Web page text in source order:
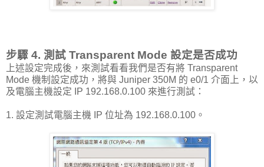
步驟 4. 測試 Transparent Mode 設定是否成功
上述設定完成後，來測試看看我們是否有將 Transparent
Mode 機制設定成功，將與 Juniper 350M 的 e0/1 介面上，以
及電腦主機設定 IP 192.168.0.100 來進行測試：
1. 設定測試電腦主機 IP 位址為 192.168.0.100。